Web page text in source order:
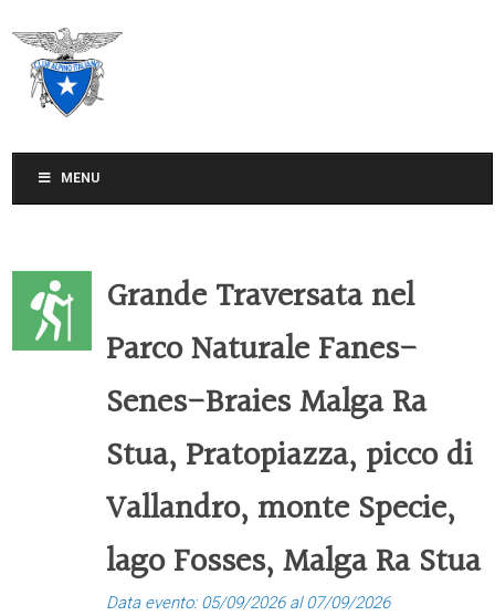
MENU
Grande Traversata nel
Parco Naturale Fanes-
Senes-Braies Malga Ra
Stua, Pratopiazza, picco di
Vallandro, monte Specie,
lago Fosses, Malga Ra Stua
Data evento: 05/09/2026 al 07/09/2026